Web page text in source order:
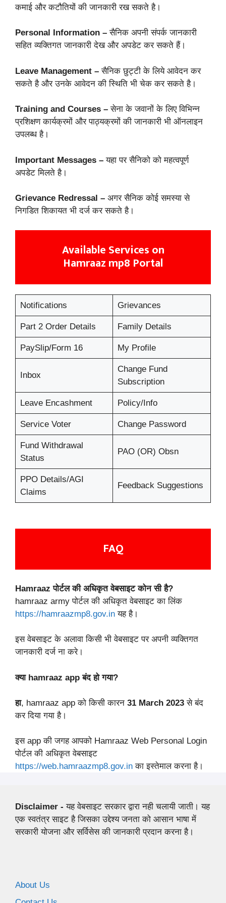
कमाई और कटौतियों की जानकारी रख सकते है।
Personal Information – सैनिक अपनी संपर्क जानकारी
सहित व्यक्तिगत जानकारी देख और अपडेट कर सकते हैं।
Leave Management – सैनिक छुट्टी के लिये आवेदन कर
सकते है और उनके आवेदन की स्थिति भी चेक कर सकते है।
Training and Courses – सेना के जवानों के लिए विभिन्न
प्रशिक्षण कार्यक्रमों और पाठ्यक्रमों की जानकारी भी ऑनलाइन
उपलब्ध है।
Important Messages – यहा पर सैनिको को महत्वपूर्ण
अपडेट मिलते है।
Grievance Redressal – अगर सैनिक कोई समस्या से
निगडित शिकायत भी दर्ज कर सकते है।
AvailableServiceson
Hamraaz mp8 Portal
Notifications Grievances
Part 2 Order Details Family Details
PaySlip/Form 16 My Profile
Inbox
Change Fund
Subscription
Leave Encashment Policy/Info
Service Voter Change Password
Fund Withdrawal
Status
PAO (OR) Obsn
PPO Details/AGI
Claims
Feedback Suggestions
FAQ
Hamraaz पोर्टल की अधिकृत वेबसाइट कोन सी है?
hamraaz army पोर्टल की अधिकृत वेबसाइट का लिंक
https://hamraazmp8.gov.in यह है।
इस वेबसाइट के अलावा किसी भी वेबसाइट पर अपनी व्यक्तिगत
जानकारी दर्ज ना करे।
क्या hamraaz app बंद हो गया?
हा, hamraaz app को किसी कारन 31 March 2023 से बंद
कर दिया गया है।
इस app की जगह आपको Hamraaz Web Personal Login
पोर्टल की अधिकृत वेबसाइट
https://web.hamraazmp8.gov.in का इस्तेमाल करना है।
Disclaimer - यह वेबसाइट सरकार द्वारा नही चलायी जाती। यह
एक स्वतंत्र साइट है जिसका उद्देश्य जनता को आसान भाषा में
सरकारी योजना और सर्विसेस की जानकारी प्रदान करना है।
About Us